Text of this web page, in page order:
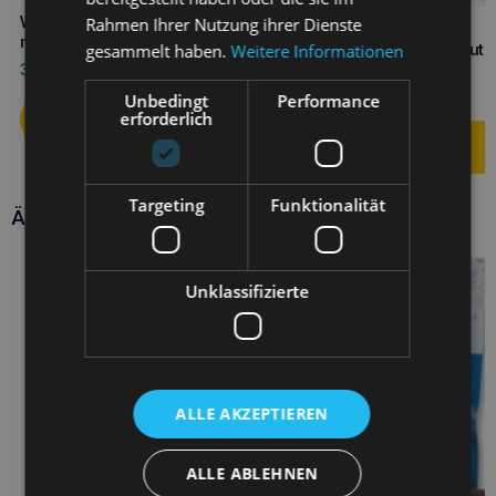
WOOLF großer Entenknochen
mit Karotte 100g
3,30
WOOLF Huhn und Rohhaut
3,50€
Ähnliche Produkte
Rahmen Ihrer Nutzung ihrer Dienste
gesammelt haben.Weitere Informationen
Unbedingt
erforderlich
Performance
Targeting Funktionalität
Unklassifizierte
ALLE AKZEPTIEREN
ALLE ABLEHNEN